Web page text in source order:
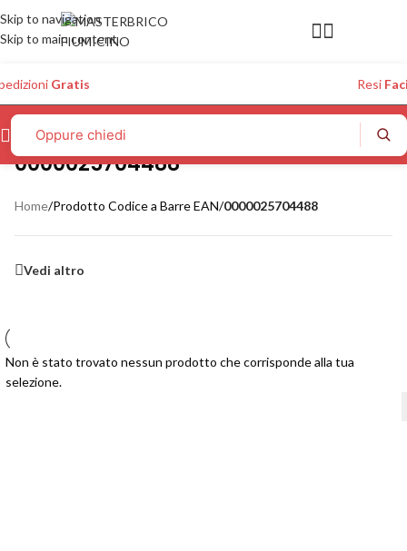
Skip to navigation
Skip to main content
Gratis Resi
0000025704488
Home/Prodotto Codice a Barre EAN/0000025704488
Vedi altro
Non è stato trovato nessun prodotto che corrisponde alla tua
selezione.